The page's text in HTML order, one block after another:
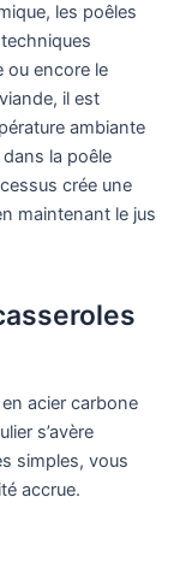
les poêles
ou encore le
il est
ambiante
dans la poêle
crée une
maintenant le jus
acier carbone
s’avère
simples, vous
accrue.